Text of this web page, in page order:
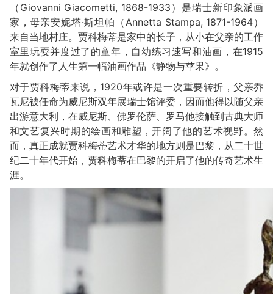
（Giovanni Giacometti, 1868-1933）是瑞士新印象派画
家，母亲安妮塔·斯坦帕（Annetta Stampa, 1871-1964）
来自当地村庄。贾科梅蒂是家中的长子，从小在父亲的工作
室里玩耍并度过了的童年，自幼练习速写和油画，在1915
年就创作了人生第一幅油画作品《静物与苹果》。
对于贾科梅蒂来说，1920年或许是一次重要转折，父亲乔
瓦尼被任命为威尼斯双年展瑞士馆评委，因而他得以随父亲
出游意大利，在威尼斯、佛罗伦萨、罗马他接触到古典大师
和文艺复兴时期的绘画和雕塑，开阔了他的艺术视野。然
而，真正成就贾科梅蒂艺术才华的地方则是巴黎，从二十世
纪二十年代开始，贾科梅蒂在巴黎的开启了他的传奇艺术生
涯。